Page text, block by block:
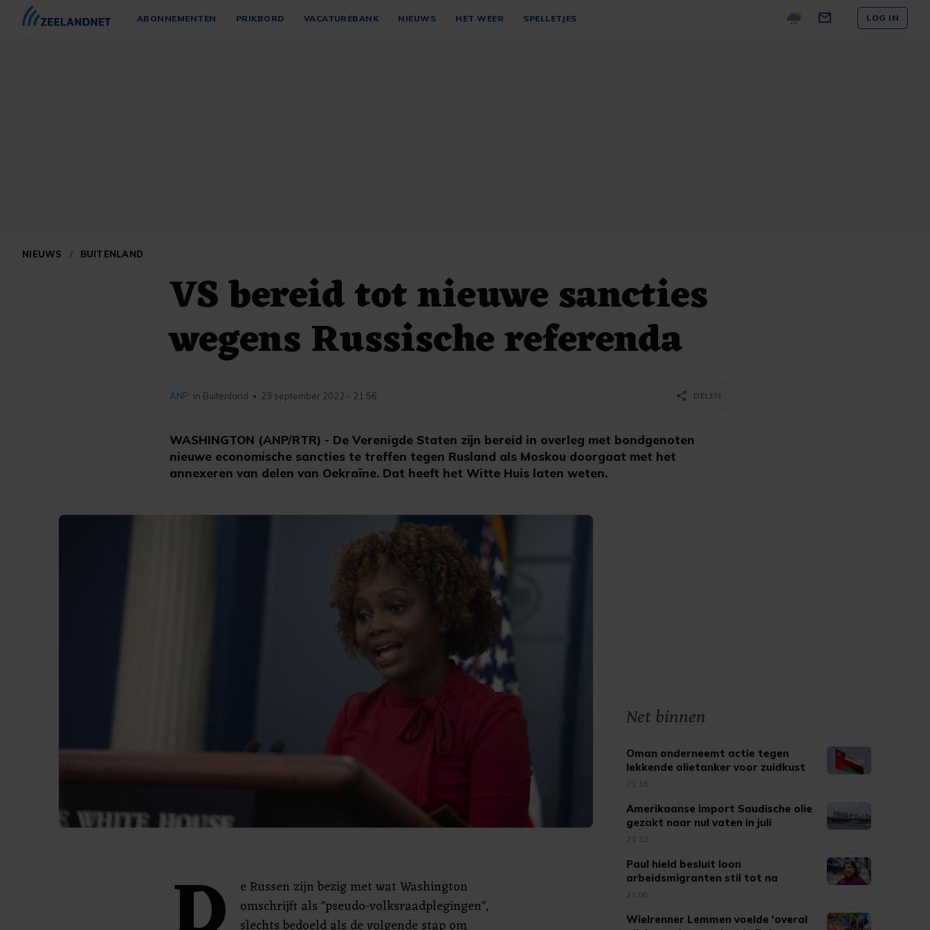
ABONNEMENTEN PRIKBORD VACATUREBANK NIEUWS HET WEER SPELLETJES LOG IN
NIEUWS / BUITENLAND
VS bereid tot nieuwe sancties
wegens Russische referenda
WASHINGTON (ANP/RTR) - De Verenigde Staten zijn bereid in overleg met bondgenoten
nieuwe economische sancties te treffen tegen Rusland als Moskou doorgaat met het
annexeren van delen van Oekraïne. Dat heeft het Witte Huis laten weten.
ANP in Buitenland • 23 september 2022 - 21:56 share DELEN
e Russen zijn bezig met wat Washington
omschrijft als "pseudo-volksraadplegingen",
Net binnen
Oman onderneemt actie tegen
lekkende olietanker voor zuidkust
21:18
Amerikaanse import Saudische olie
gezakt naar nul vaten in juli
21:10
Paul hield besluit loon
arbeidsmigranten stil tot na
verkiezingen
21:06
Wielrenner Lemmen voelde 'overal